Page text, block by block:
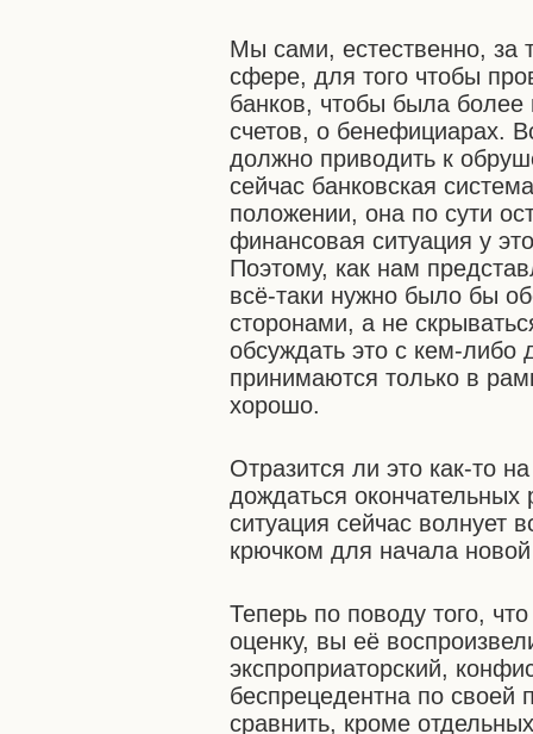
Мы сами, естественно, за
сфере, для того чтобы
банков, чтобы была
счетов, о бенефициарах.
должно приводить к
сейчас банковская
положении, она по сути
финансовая ситуация у
Поэтому, как нам
всё-таки нужно было бы
сторонами, а не
обсуждать это с кем-либо
принимаются только в
хорошо.
Отразится ли это как-то
дождаться
ситуация сейчас волнует
крючком для начала
Теперь по поводу того,
оценку, вы её
экспроприаторский,
беспрецедентна по
сравнить, кроме